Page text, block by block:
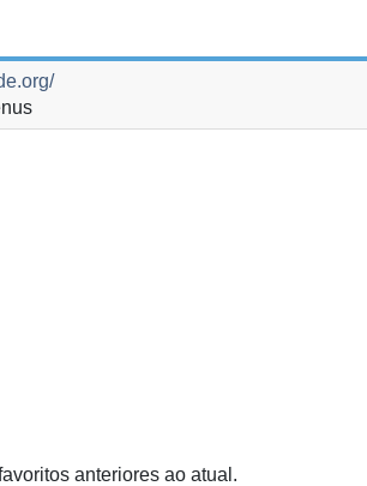
anteriores ao atual.